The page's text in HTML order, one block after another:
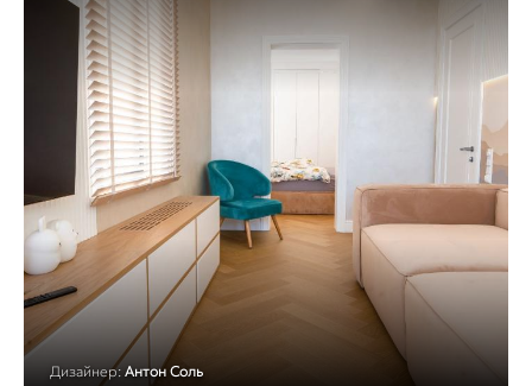
Дизайнер: Антон Соль